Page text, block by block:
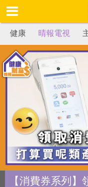
健康 晴報電視
【消費券系列